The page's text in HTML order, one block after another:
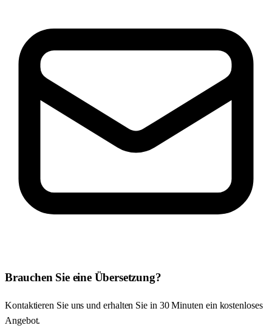
Brauchen Sie eine Übersetzung?
Kontaktieren Sie uns und erhalten Sie in 30 Minuten ein kostenloses
Angebot.